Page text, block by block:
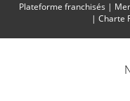
Plateforme franchisés |
| Charte